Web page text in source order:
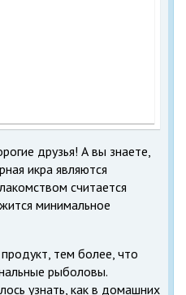
друзья! А вы знаете,
икра являются
считается
минимальное
тем более, что
рыболовы.
узнать, как в домашних